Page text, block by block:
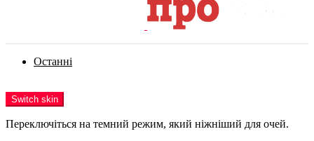
Останні
Switch skin
Переключіться на темний режим, який ніжніший для очей.